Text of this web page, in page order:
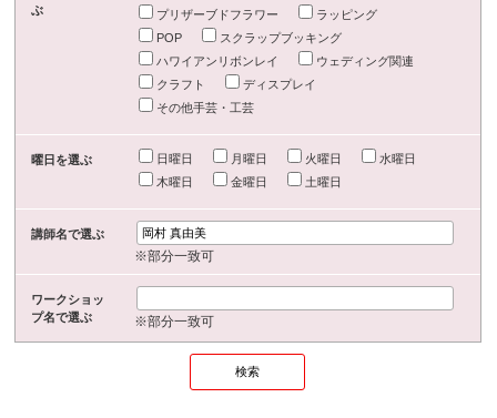
ぶ
プリザーブドフラワー
ラッピング
POP
スクラップブッキング
ハワイアンリボンレイ
ウェディング関連
クラフト
ディスプレイ
その他手芸・工芸
曜日を選ぶ 日曜日 月曜日 火曜日
水曜日
木曜日
金曜日 土曜日
講師名で選ぶ
※部分一致可
ワークショッ
プ名で選ぶ
※部分一致可